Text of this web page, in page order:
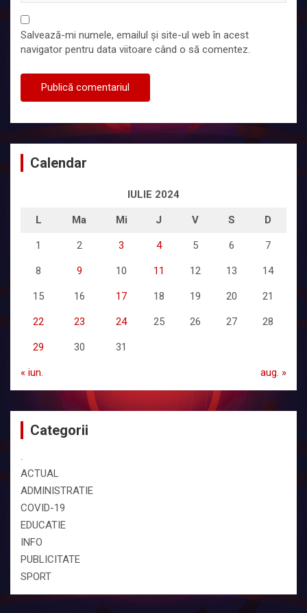
Salvează-mi numele, emailul și site-ul web în acest
navigator pentru data viitoare când o să comentez.
Calendar
IULIE 2024
L Ma Mi J V S D
1 2 3 4 5 6 7
8 9 10 11 12 13 14
15 16 17 18 19 20 21
22 23 24 25 26 27 28
29 30 31
« iun. aug. »
Categorii
.
ACTUAL
ADMINISTRATIE
COVID-19
EDUCATIE
INFO
PUBLICITATE
SPORT